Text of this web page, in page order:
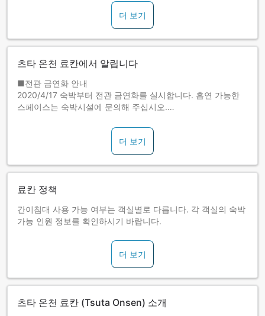
더 보기
츠타 온천 료칸에서 알립니다
■전관 금연화 안내
2020/4/17 숙박부터 전관 금연화를 실시합니다. 흡연 가능한
스페이스는 숙박시설에 문의해 주십시오.
■조식은 기본 뷔페식으로 제공됩니다.
더 보기
료칸 정책
간이침대 사용 가능 여부는 객실별로 다릅니다. 각 객실의 숙박
가능 인원 정보를 확인하시기 바랍니다.
더 보기
츠타 온천 료칸 (Tsuta Onsen) 소개